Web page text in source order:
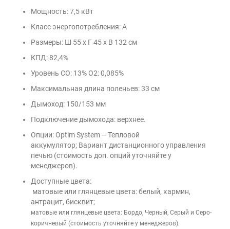
Мощность: 7,5 кВт
Класс энергопотребления: А
Размеры: Ш 55 х Г 45 х В 132 см
КПД: 82,4%
Уровень CO: 13% O2: 0,085%
Максимальная длина поленьев: 33 см
Дымоход: 150/153 мм
Подключение дымохода: верхнее.
Опции: Optim System – Тепловой
аккумулятор; Вариант дистанционного управления
печью (стоимость доп. опций уточняйте у
менеджеров).
Доступные цвета:
матовые или глянцевые цвета: белый, кармин,
антрацит, бисквит;
матовые или глянцевые цвета: Бордо, Черный, Серый и Серо-
коричневый (стоимость уточняйте у менеджеров).